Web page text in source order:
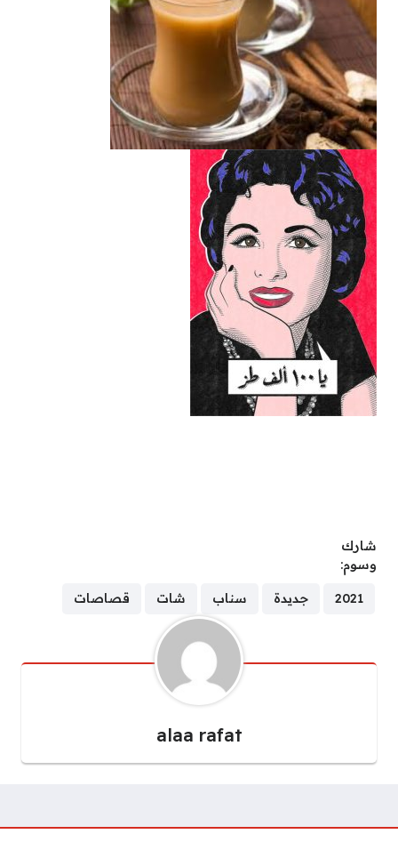
شارك
وسوم:
2021 جديدة سناب شات قصاصات
alaa rafat